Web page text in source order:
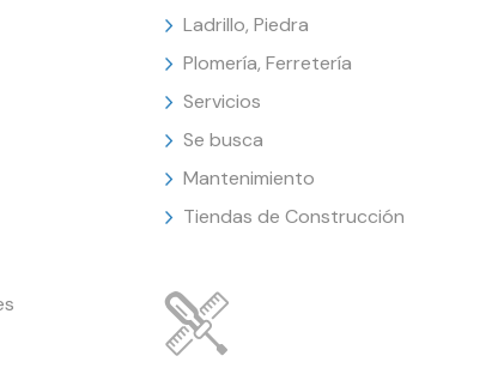
Ladrillo, Piedra
Plomería, Ferretería
Servicios
Se busca
Mantenimiento
Tiendas de Construcción